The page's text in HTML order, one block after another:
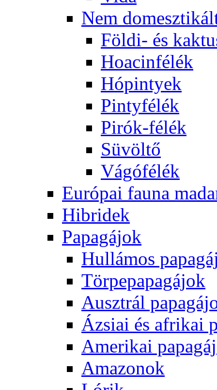
Nem
Földi- és
Hoacinfélék
Hópintyek
Pintyfélék
Pirók-félék
Süvöltő
Vágófélék
Európai fauna
Hibridek
Papagájok
Hullámos
Törpepapagájok
Ausztrál
Ázsiai és afrikai
Amerikai
Amazonok